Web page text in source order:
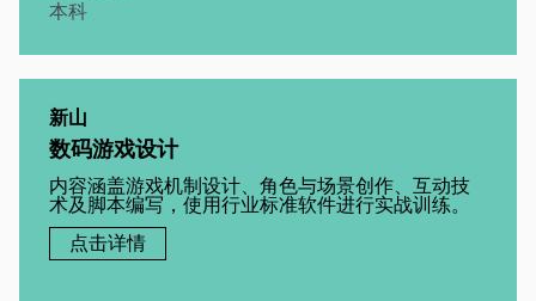
本科
新山
数码游戏设计
内容涵盖游戏机制设计、角色与场景创作、互动技
术及脚本编写，使用行业标准软件进行实战训练。
点击详情